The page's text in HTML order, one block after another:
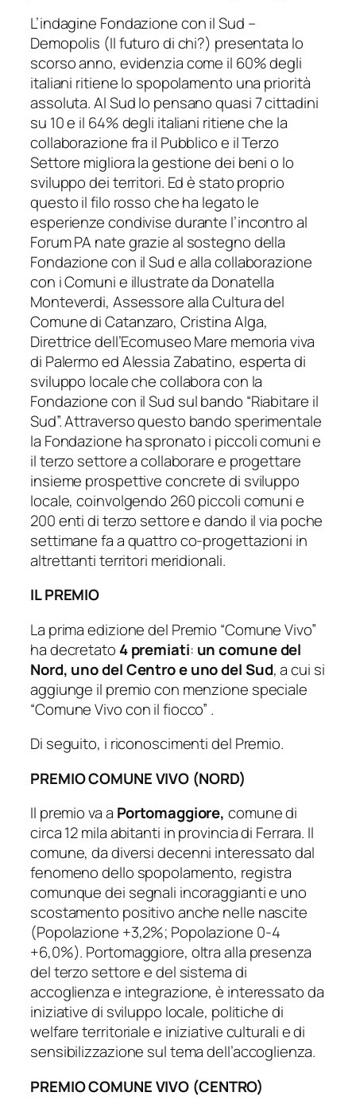
L’indagine Fondazione con il Sud –
Demopolis (Il futuro di chi?) presentata lo
scorso anno, evidenzia come il 60% degli
italiani ritiene lo spopolamento una priorità
assoluta. Al Sud lo pensano quasi 7 cittadini
su 10 e il 64% degli italiani ritiene che la
collaborazione fra il Pubblico e il Terzo
Settore migliora la gestione dei beni o lo
sviluppo dei territori. Ed è stato proprio
questo il filo rosso che ha legato le
esperienze condivise durante l’incontro al
Forum PA nate grazie al sostegno della
Fondazione con il Sud e alla collaborazione
con i Comuni e illustrate da Donatella
Monteverdi, Assessore alla Cultura del
Comune di Catanzaro, Cristina Alga,
Direttrice dell’Ecomuseo Mare memoria viva
di Palermo ed Alessia Zabatino, esperta di
sviluppo locale che collabora con la
Fondazione con il Sud sul bando “Riabitare il
Sud”. Attraverso questo bando sperimentale
la Fondazione ha spronato i piccoli comuni e
il terzo settore a collaborare e progettare
insieme prospettive concrete di sviluppo
locale, coinvolgendo 260 piccoli comuni e
200 enti di terzo settore e dando il via poche
settimane fa a quattro co-progettazioni in
altrettanti territori meridionali.
IL PREMIO
La prima edizione del Premio “Comune Vivo”
ha decretato 4 premiati: un comune del
Nord, uno del Centro e uno del Sud, a cui si
aggiunge il premio con menzione speciale
“Comune Vivo con il fiocco” .
Di seguito, i riconoscimenti del Premio.
PREMIO COMUNE VIVO (NORD)
Il premio va a Portomaggiore, comune di
circa 12 mila abitanti in provincia di Ferrara. Il
comune, da diversi decenni interessato dal
fenomeno dello spopolamento, registra
comunque dei segnali incoraggianti e uno
scostamento positivo anche nelle nascite
(Popolazione +3,2%; Popolazione 0-4
+6,0%). Portomaggiore, oltra alla presenza
del terzo settore e del sistema di
accoglienza e integrazione, è interessato da
iniziative di sviluppo locale, politiche di
welfare territoriale e iniziative culturali e di
sensibilizzazione sul tema dell’accoglienza.
PREMIO COMUNE VIVO (CENTRO)